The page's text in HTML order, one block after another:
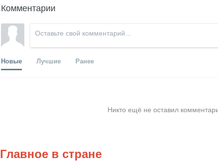
Комментарии
Новые Лучшие Ранее
Никто ещё не оставил
Главное в стране